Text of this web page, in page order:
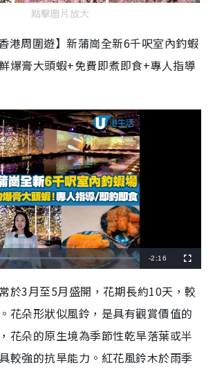
點擊圖片放大
港周圍遊】新蒲崗全新6千呎室內釣蝦
爆膏大頭蝦+免費即煮即食+專人指導
L
o
e
d
3
2
R
a
i
n
-2:16
u
e
e
於3月至5月盛開，花期長約10天，較
花朵形狀似風鈴，是具有觀賞價值的
花朵的原生境為季節性乾旱落葉或半
較強的抗旱能力。紅花風鈴木於雨季